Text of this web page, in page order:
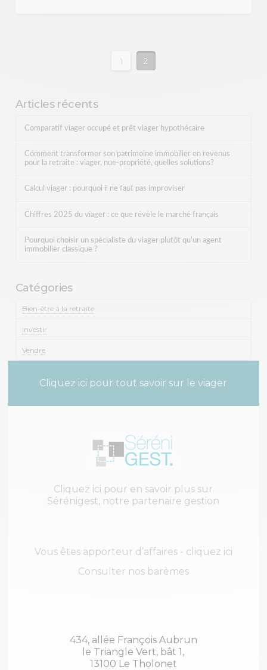
1 2
Articles récents
Comparatif viager occupé et prêt viager hypothécaire
Comment transformer son patrimoine immobilier en revenus
pour la retraite : viager, nue-propriété, quelles solutions?
Calcul viager : pourquoi il ne faut pas improviser
Chiffres 2025 du viager : ce que révèle le marché français
Pourquoi choisir un spécialiste du viager plutôt qu’un agent
immobilier classique ?
Catégories
Bien-être à la retraite
Investir
Vendre
Cliquez ici pour tout savoir sur le viager
Cliquez ici pour en savoir plus sur
Sérénigest, notre partenaire gestion
Vous êtes apporteur d’affaires - cliquez ici
Consulter nos barèmes
434, allée François Aubrun
le Triangle Vert, bât 1,
13100 Le Tholonet